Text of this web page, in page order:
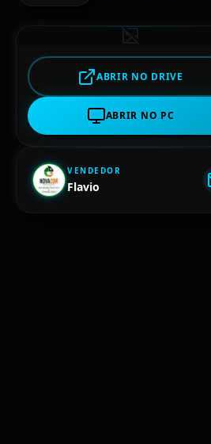
ABRIR NO DRIVE
ABRIR NO PC
VENDEDOR
Flavio